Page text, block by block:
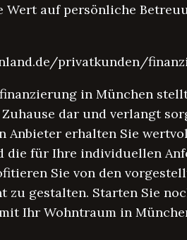
Wert auf persönliche
privatkunden/
in München
dar und verlangt
Anbieter erhalten Sie
die für Ihre individuellen
Sie von den
gestalten. Starten Sie
Ihr Wohntraum in